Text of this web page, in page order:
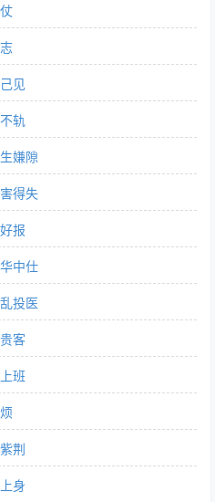
见
轨
嫌隙
得失
报
中仕
投医
客
班
荆
身